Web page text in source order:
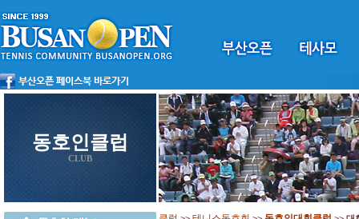
동호인클럽
CLUB